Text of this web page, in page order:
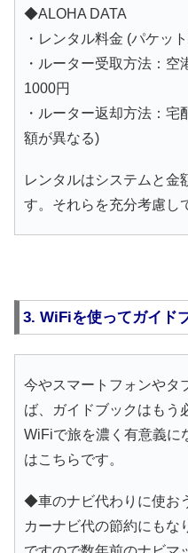
◆ALOHA DATA
・レンタル料金 (パケッ
・ルーター受取方法：空
1000円
・ルーター返却方法：
額が異なる)
レンタルはシステムと金
す。それらを充分考慮し
3. WiFiを使ってガイド
今やスマートフォンやタ
ば、ガイドブックはもう
WiFiで旅を濃く有意義に
はこちらです。
◆車のナビ代わりに使お
カーナビ代の節約にもな